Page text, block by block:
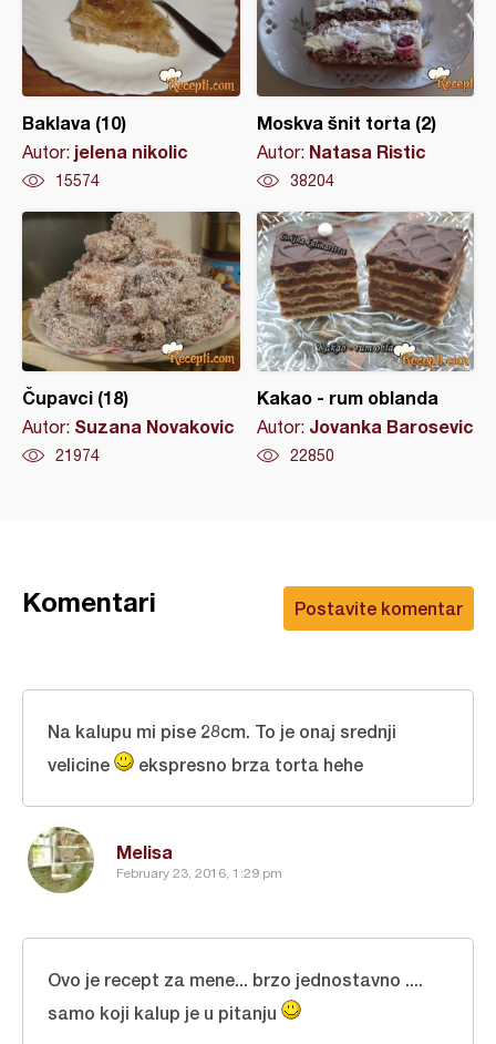
Baklava (10)
Autor: jelena nikolic
15574
Moskva šnit torta (2)
Autor: Natasa Ristic
38204
Čupavci (18)
Autor: Suzana Novakovic
21974
Kakao - rum oblanda
Autor: Jovanka Barosevic
22850
Postavite komentar
Komentari
Melisa
February 23, 2016, 1:29 pm
Na kalupu mi pise 28cm. To je onaj srednji
velicine
ekspresno brza torta hehe
Ovo je recept za mene... brzo jednostavno ....
samo koji kalup je u pitanju